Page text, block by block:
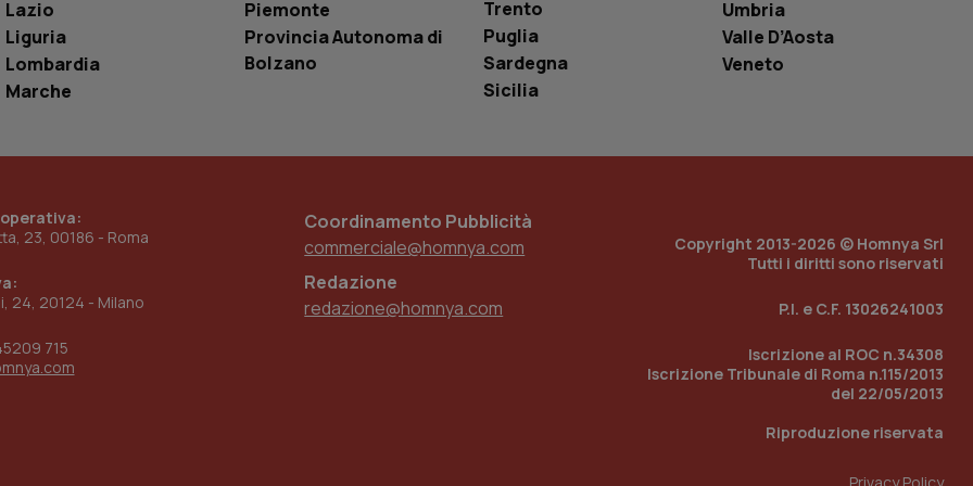
Lazio
Liguria
Lombardia
Marche
Piemonte
Provincia Autonoma di
Bolzano
Trento
Puglia
Sardegna
Sicilia
Umbria
Valle D’Aosta
Veneto
23, 00186 - Roma
24, 20124 - Milano
715
Coordinamento Pubblicità
commerciale@homnya.com
Redazione
redazione@homnya.com
Copyright 2013-2026 © Homnya Srl
Tutti i diritti sono riservati
P.I. e C.F. 13026241003
Iscrizione al ROC n.34308
Iscrizione Tribunale di Roma n.115/2013
del 22/05/2013
Riproduzione riservata
www.quotidianosanita.it
Questo cookie è impostato dall'applicazione per abilitare il
sistema di tracking solo in caso di utenti loggato con identity
provider WelfareLink.